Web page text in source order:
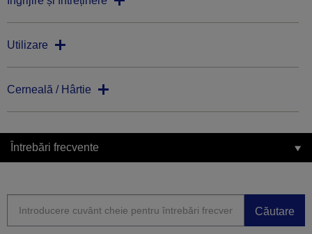
Utilizare
Cerneală / Hârtie
Întrebări frecvente
Căutare